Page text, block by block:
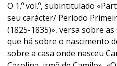
O 1.º vol.º, subintitulado
seu carácter/ Período
(1825-1835)», versa sobre
que há sobre o nascimento
sobre a casa onde nasceu